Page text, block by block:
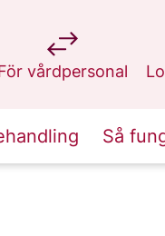
vårdpersonal
på 1177.se
Så